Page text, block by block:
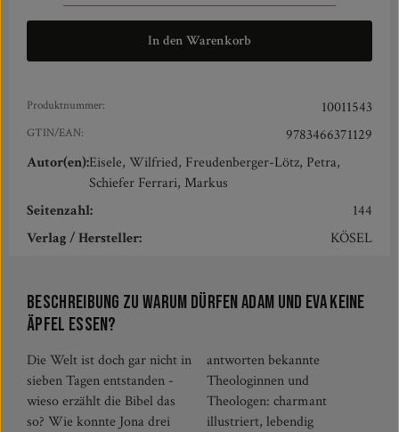
In den Warenkorb
Produktnummer: 10011543
GTIN/EAN:
9783466371129
Autor(en):Eisele, Wilfried, Freudenberger-Lötz, Petra,
Schiefer Ferrari, Markus
Seitenzahl:
144
Verlag / Hersteller:
KÖSEL
Beschreibung zu Warum dürfen Adam und Eva keine
Äpfel essen?
Die Welt ist doch gar nicht in
sieben Tagen entstanden -
wieso erzählt die Bibel das
so? Wie konnte Jona drei
antworten bekannte
Theologinnen und
Theologen: charmant
illustriert, lebendig